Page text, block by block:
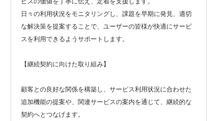
日々の利用状況をモニタリングし、課題を早期に発見、適切
な解決策を提案することで、ユーザーの皆様が快適にサービ
スを利用できるようサポートします。
【継続契約に向けた取り組み】
顧客との良好な関係を構築し、サービス利用状況に合わせた
追加機能の提案や、関連サービスの案内を通じて、継続的な
契約へとつなげます。